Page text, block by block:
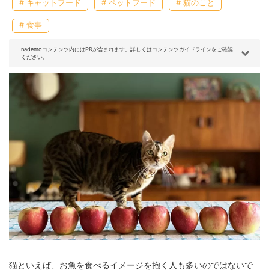
# キャットフード # ペットフード # 猫のこと
# 食事
nademoコンテンツ内にはPRが含まれます。詳しくはコンテンツガイドラインをご確認
ください。
猫といえば、お魚を食べるイメージを抱く人も多いのではないで